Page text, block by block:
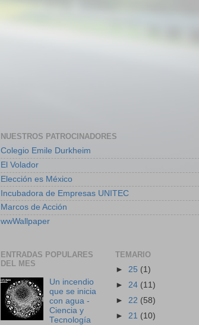
NUESTROS PATROCINADORES
Colegio Emile Durkheim
El Volador
Elección es México
Incubadora de Empresas UNITEC
Marcos de Acción
wwWallpaper
ENTRADAS POPULARES
DEL MES
Un incendio
que se inicia
con agua -
Ciencia y
Tecnología
TEMARIO
► 25 (1)
► 24 (11)
► 22 (58)
► 21 (10)